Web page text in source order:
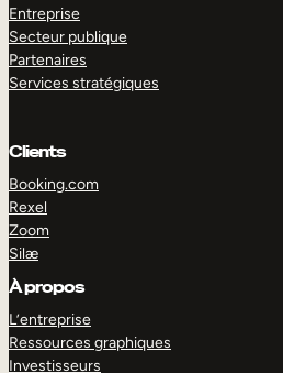
Entreprise
Secteur publique
Partenaires
Services stratégiques
Clients
Booking.com
Rexel
Zoom
Silæ
À propos
L’entreprise
Ressources graphiques
Investisseurs